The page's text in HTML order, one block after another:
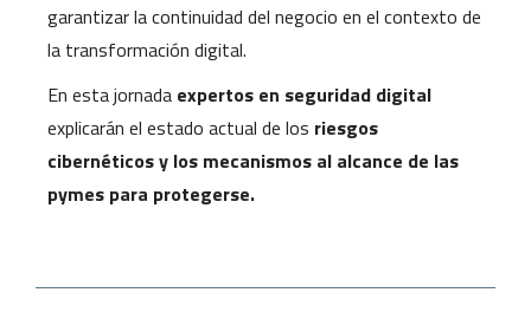
garantizar la continuidad del negocio en el contexto de
la transformación digital.
En esta jornada expertos en seguridad digital
explicarán el estado actual de los riesgos
cibernéticos y los mecanismos al alcance de las
pymes para protegerse.